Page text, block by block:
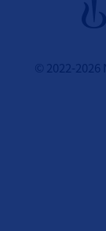
© 2022-